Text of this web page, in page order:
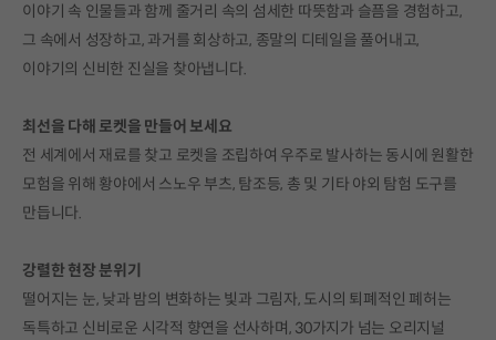
이야기 속 인물들과 함께 줄거리 속의 섬세한 따뜻함과 슬픔을 경험하고,
그 속에서 성장하고, 과거를 회상하고, 종말의 디테일을 풀어내고,
이야기의 신비한 진실을 찾아냅니다.
최선을 다해 로켓을 만들어 보세요
전 세계에서 재료를 찾고 로켓을 조립하여 우주로 발사하는 동시에 원활한
모험을 위해 황야에서 스노우 부츠, 탐조등, 총 및 기타 야외 탐험 도구를
만듭니다.
강렬한 현장 분위기
떨어지는 눈, 낮과 밤의 변화하는 빛과 그림자, 도시의 퇴폐적인 폐허는
독특하고 신비로운 시각적 향연을 선사하며, 30가지가 넘는 오리지널